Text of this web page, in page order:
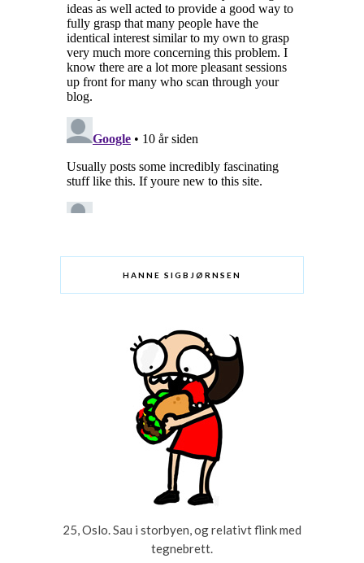
HANNE SIGBJØRNSEN
25, Oslo. Sau i storbyen, og relativt flink med
tegnebrett.